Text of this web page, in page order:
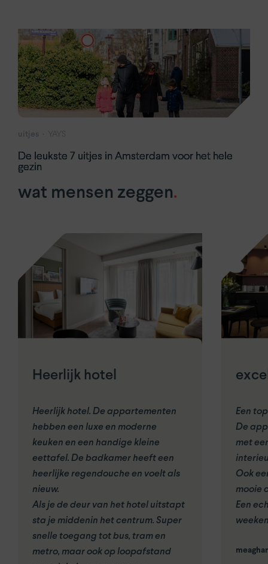
uitjes YAYS
De leukste 7 uitjes in Amsterdam voor het hele
gezin
wat mensen zeggen.
Heerlijk hotel
Heerlijk hotel. De appartementen
hebben een luxe en moderne
keuken en een handige kleine
eettafel. De badkamer heeft een
heerlijke regendouche en voelt als
nieuw.
Als je de deur van het hotel uitstapt
sta je middenin het centrum. Super
snelle toegang tot bus, tram en
metro, maar ook op loopafstand
Een
De
met
Ook
mooie
Een